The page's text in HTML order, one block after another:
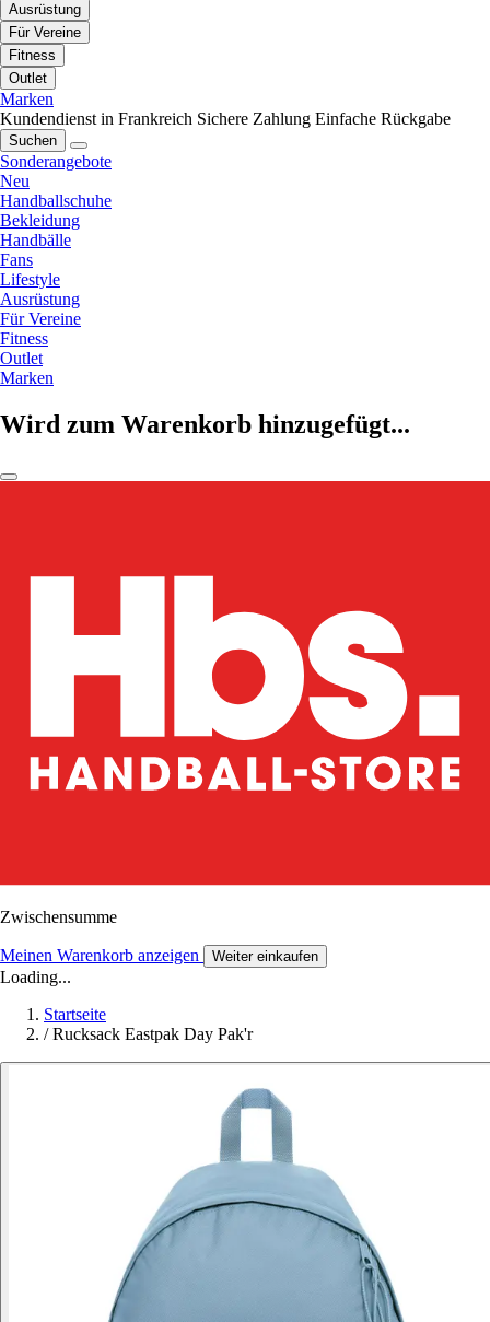
Ausrüstung
Für Vereine
Fitness
Outlet
Marken
Kundendienst in Frankreich Sichere Zahlung Einfache Rückgabe
Suchen
Sonderangebote
Neu
Handballschuhe
Bekleidung
Handbälle
Fans
Lifestyle
Ausrüstung
Für Vereine
Fitness
Outlet
Marken
Wird zum Warenkorb hinzugefügt...
Zwischensumme
Meinen Warenkorb anzeigen Weiter einkaufen
Loading...
Startseite
/ Rucksack Eastpak Day Pak'r